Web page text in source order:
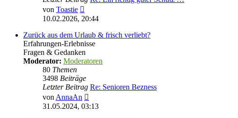
von Toastie
Beitrag
10.02.2026, 20:44
Zurück aus dem Urlaub & frisch verliebt?
Erfahrungen-Erlebnisse
Fragen & Gedanken
Moderator: Moderatoren
80 Themen
3498 Beiträge
Letzter Beitrag Re: Senioren Bezness
von AnnaAn
Beitrag
31.05.2024, 03:13